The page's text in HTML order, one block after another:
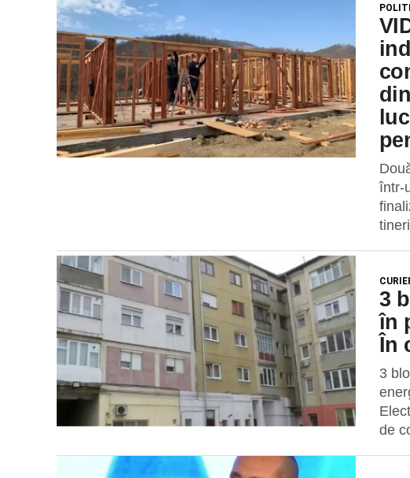
într-
3
în
În
3
de